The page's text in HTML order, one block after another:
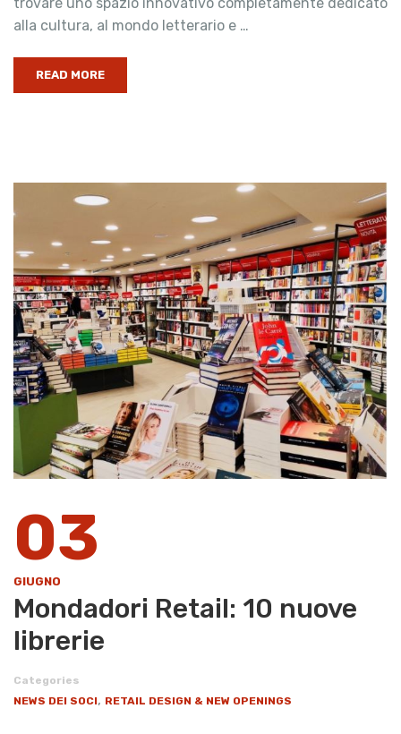
alla cultura, al mondo letterario e …
READ MORE
03
GIUGNO
Mondadori Retail: 10 nuove
librerie
Categories
NEWS DEI SOCI, RETAIL DESIGN & NEW OPENINGS